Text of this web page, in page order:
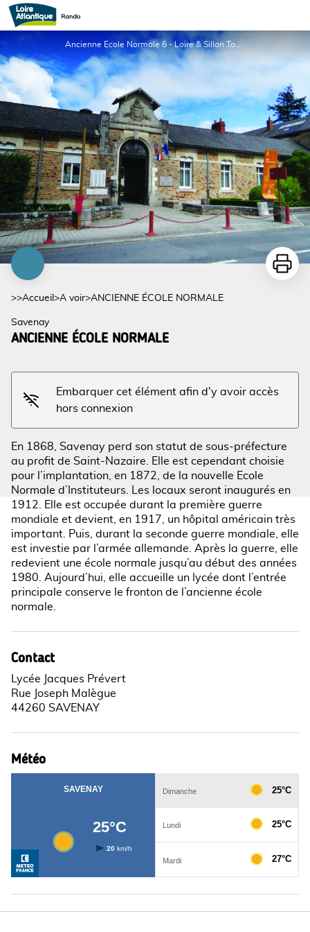
ANCIENNE ÉCOLE NORMALE
Ancienne Ecole Normale 6 - Loire & Sillon Tourisme
Voir l'image en plein écran
>>Accueil >A voir>ANCIENNE ÉCOLE NORMALE
Savenay
ANCIENNE ÉCOLE NORMALE
Embarquer cet élément afin d'y avoir accès
hors connexion
En 1868, Savenay perd son statut de sous-préfecture
au profit de Saint-Nazaire. Elle est cependant choisie
pour l’implantation, en 1872, de la nouvelle Ecole
Normale d’Instituteurs. Les locaux seront inaugurés en
1912. Elle est occupée durant la première guerre
mondiale et devient, en 1917, un hôpital américain très
important. Puis, durant la seconde guerre mondiale, elle
est investie par l’armée allemande. Après la guerre, elle
redevient une école normale jusqu’au début des années
1980. Aujourd’hui, elle accueille un lycée dont l’entrée
principale conserve le fronton de l’ancienne école
normale.
Contact
Lycée Jacques Prévert
Rue Joseph Malègue
44260 SAVENAY
Météo